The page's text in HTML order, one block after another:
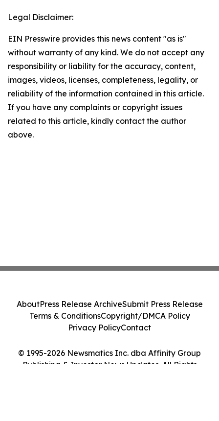
Legal Disclaimer:
EIN Presswire provides this news content "as is"
without warranty of any kind. We do not accept any
responsibility or liability for the accuracy, content,
images, videos, licenses, completeness, legality, or
reliability of the information contained in this article.
If you have any complaints or copyright issues
related to this article, kindly contact the author
above.
© 1995-2026 Newsmatics Inc. dba Affinity Group
Publishing & Investor News Updates. All Rights
AboutPress Release ArchiveSubmit Press Release
Terms & ConditionsCopyright/DMCA Policy
Privacy PolicyContact